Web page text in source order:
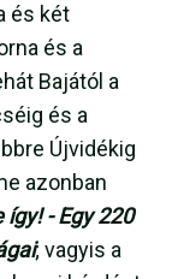
és két
és a
Bajától a
és a
Újvidékig
azonban
- Egy 220
; vagyis a